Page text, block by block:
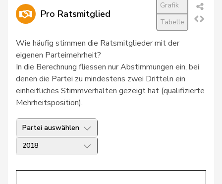
Pro Ratsmitglied
Grafik
Tabelle
Wie häufig stimmen die Ratsmitglieder mit der
eigenen Parteimehrheit?
In die Berechnung fliessen nur Abstimmungen ein, bei
denen die Partei zu mindestens zwei Dritteln ein
einheitliches Stimmverhalten gezeigt hat (qualifizierte
Mehrheitsposition).
Partei auswählen
2018